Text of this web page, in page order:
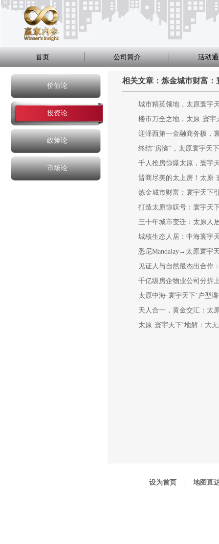
首页 公司简介 活动
价值论
投资论
政策论
市场论
相关文章：炼金城市财富
城市精英领地，太原寰宇
楼市万全之地，太原·寰宇
迎泽西第一金融商务极，
终结“房恼”，太原寰宇天
千人抢房惊爆太原，寰宇
晋商尽美的太上房！太原·
炼金城市财富：寰宇天下
打造太原惊叹号：寰宇天
三十年城市变迁：太原人
城核生态人居：中海寰宇
悉尼Mandalay→太原寰宇
见证人与自然最杰出合作
千亿级房企物业公司分拆
太原中海·寰宇天下’户型
天人合一，黄金交汇：太
太原·寰宇天下’地解：大
设为首页 | 地图